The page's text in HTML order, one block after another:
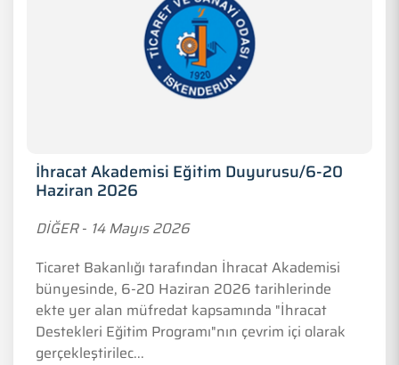
İhracat Akademisi Eğitim Duyurusu/6-20
Haziran 2026
DİĞER- 14 Mayıs 2026
Ticaret Bakanlığı tarafından İhracat Akademisi
bünyesinde, 6-20 Haziran 2026 tarihlerinde
ekte yer alan müfredat kapsamında "İhracat
Destekleri Eğitim Programı"nın çevrim içi olarak
gerçekleştirilec...